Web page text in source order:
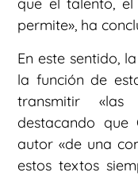
que el talento,
permite», ha
En este sentido,
la función de
transmitir
destacando
autor «de una
estos textos